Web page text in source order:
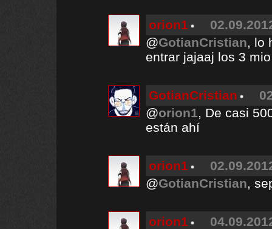
orion1
@GotianCristian, lo
entrar jajaaj los 3
GotianCristian
@orion1, De casi
están ahí
orion1
@GotianCristian,
orion1